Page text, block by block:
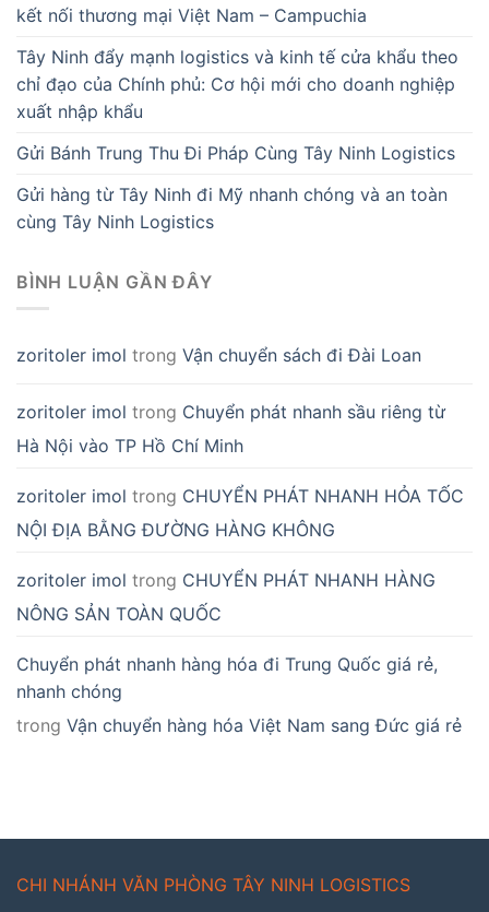
kết nối thương mại Việt Nam – Campuchia
Tây Ninh đẩy mạnh logistics và kinh tế cửa khẩu theo
chỉ đạo của Chính phủ: Cơ hội mới cho doanh nghiệp
xuất nhập khẩu
Gửi Bánh Trung Thu Đi Pháp Cùng Tây Ninh Logistics
Gửi hàng từ Tây Ninh đi Mỹ nhanh chóng và an toàn
cùng Tây Ninh Logistics
BÌNH LUẬN GẦN ĐÂY
zoritoler imol trong Vận chuyển sách đi Đài Loan
zoritoler imol trong Chuyển phát nhanh sầu riêng từ
Hà Nội vào TP Hồ Chí Minh
zoritoler imol trong CHUYỂN PHÁT NHANH HỎA TỐC
NỘI ĐỊA BẰNG ĐƯỜNG HÀNG KHÔNG
zoritoler imol trong CHUYỂN PHÁT NHANH HÀNG
NÔNG SẢN TOÀN QUỐC
Chuyển phát nhanh hàng hóa đi Trung Quốc giá rẻ,
nhanh chóng
trong Vận chuyển hàng hóa Việt Nam sang Đức giá rẻ
CHI NHÁNH VĂN PHÒNG TÂY NINH LOGISTICS